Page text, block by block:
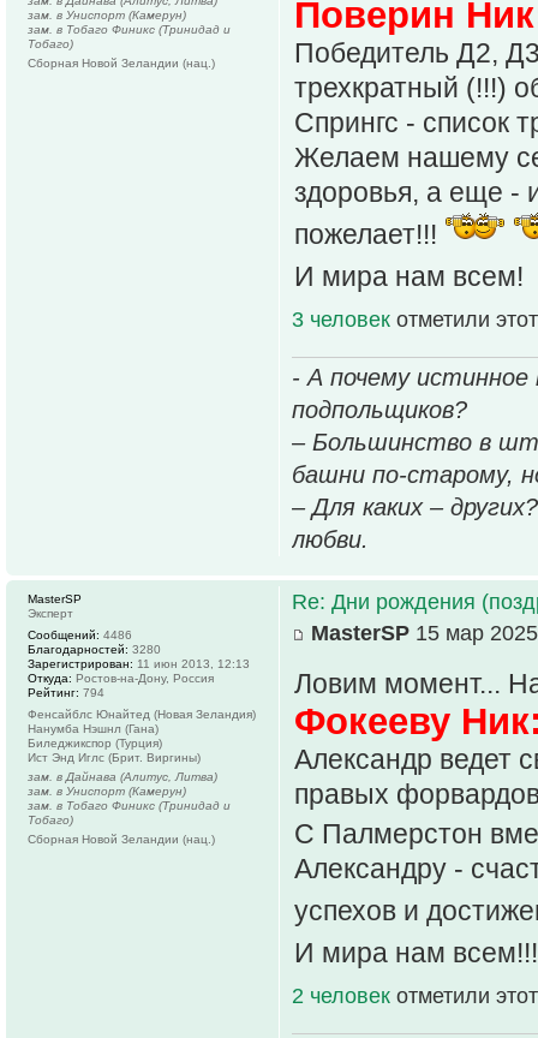
Поверин
Победитель Д2,
трехкратный (!!!)
Спрингс - список
Желаем нашему
здоровья, а еще -
пожелает!!!
И мира нам всем!
3 человек отметили
- А почему
подпольщиков?
– Большинство в
башни по-старому,
– Для каких –
любви.
зам. в Униспорт (Камерун)
зам. в Тобаго Финикс (Тринидад и
Тобаго)
Сборная Новой Зеландии (нац.)
Re: Дни рождения
MasterSP 15 мар
Ловим момент...
Фокееву
Александр ведет
правых
С Палмерстон
Александру -
успехов и
И мира нам
2 человек отметили
MasterSP
Эксперт
Сообщений: 4486
Благодарностей: 3280
Зарегистрирован: 11 июн 2013, 12:13
Откуда: Ростов-на-Дону, Россия
Рейтинг: 794
Фенсайблс Юнайтед (Новая Зеландия)
Нанумба Нэшнл (Гана)
Биледжикспор (Турция)
Ист Энд Иглс (Брит. Виргины)
зам. в Дайнава (Алитус, Литва)
зам. в Униспорт (Камерун)
зам. в Тобаго Финикс (Тринидад и
Тобаго)
Сборная Новой Зеландии (нац.)